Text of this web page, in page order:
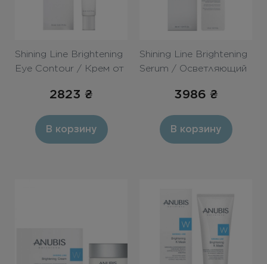
Shining Line Brightening
Eye Contour / Крем от
глаз «Пигмент
2823 ₴
В корзину
Shining Line Brightening
Serum / Осветляющий
контроль»3986 ₴
В корзину